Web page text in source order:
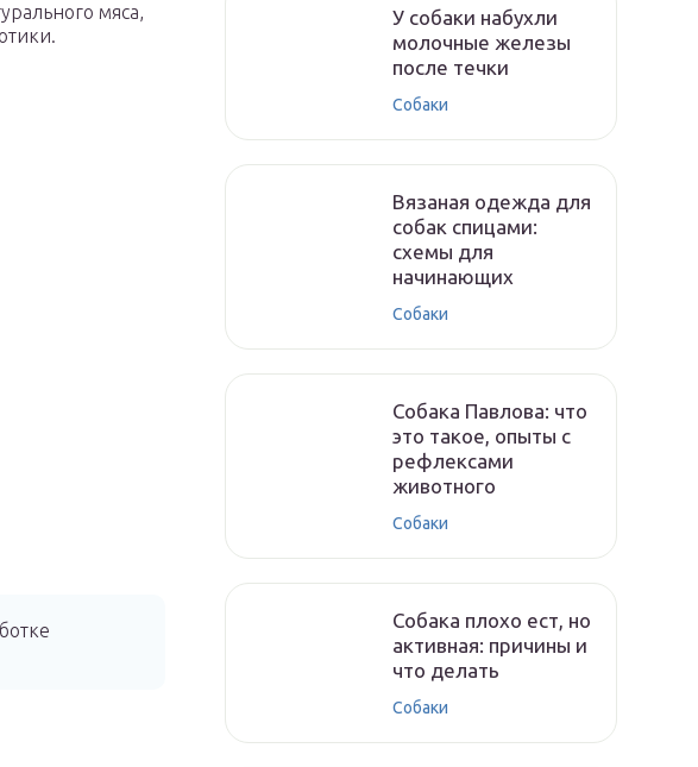
мяса,
У собаки набухли
молочные железы
после течки
Собаки
Вязаная одежда для
собак спицами:
схемы для
начинающих
Собаки
Собака Павлова: что
это такое, опыты с
рефлексами
животного
Собаки
Собака плохо ест, но
активная: причины и
что делать
Собаки